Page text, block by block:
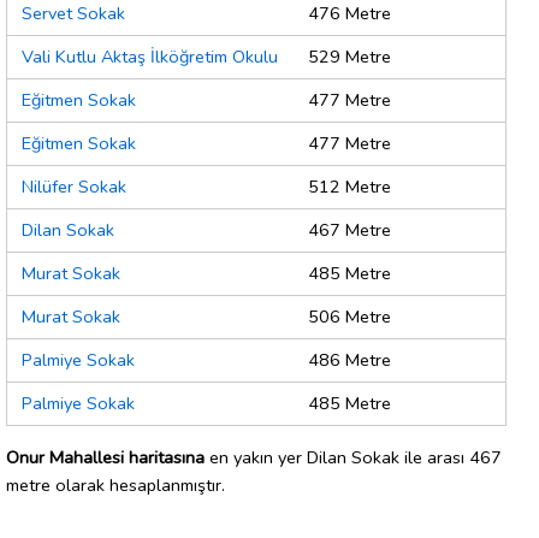
Servet Sokak
476 Metre
Vali Kutlu Aktaş İlköğretim Okulu
529 Metre
Eğitmen Sokak
477 Metre
Eğitmen Sokak
477 Metre
Nilüfer Sokak
512 Metre
Dilan Sokak
467 Metre
Murat Sokak
485 Metre
Murat Sokak
506 Metre
Palmiye Sokak
486 Metre
Palmiye Sokak
485 Metre
Onur Mahallesi haritasına en yakın yer Dilan Sokak ile arası 467
metre olarak hesaplanmıştır.